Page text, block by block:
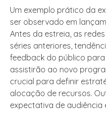
Um exemplo prático da
ser observado em
Antes da estreia, as
séries anteriores,
feedback do público
assistirão ao novo
crucial para definir
alocação de recursos.
expectativa de